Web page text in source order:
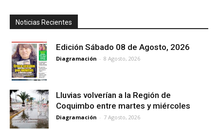
Noticias Recientes
Edición Sábado 08 de Agosto, 2026
Diagramación - 8 Agosto, 2026
Lluvias volverían a la Región de
Coquimbo entre martes y miércoles
Diagramación - 7 Agosto, 2026